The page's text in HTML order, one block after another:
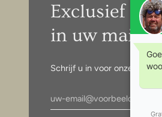
Exclusief
in uw mail.
Schrijf u in voor onze